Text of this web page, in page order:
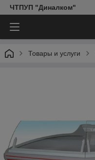
ЧТПУП "Диналком"
Товары и услуги